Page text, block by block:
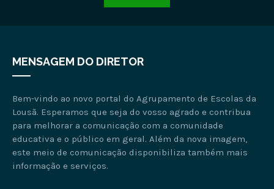
MENSAGEM DO DIRETOR
Bem-vindo ao novo portal do Agrupamento de Escolas da
Lousã. Esperamos que seja do vosso agrado e contribua
para melhorar a comunicação com a comunidade
educativa e o público em geral. Além da nova imagem,
este meio de comunicação disponibiliza também mais
informação e serviços.